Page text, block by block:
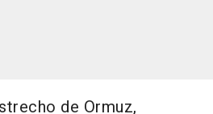
de Ormuz,